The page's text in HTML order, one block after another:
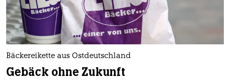
Bäckereikette aus Ostdeutschland
Gebäck ohne Zukunft